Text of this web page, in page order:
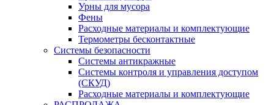
Урны для мусора
Фены
Расходные материалы и комплектующие
Термометры бесконтактные
Системы безопасности
Системы антикражные
Системы контроля и управления доступом
(СКУД)
Расходные материалы и комплектующие